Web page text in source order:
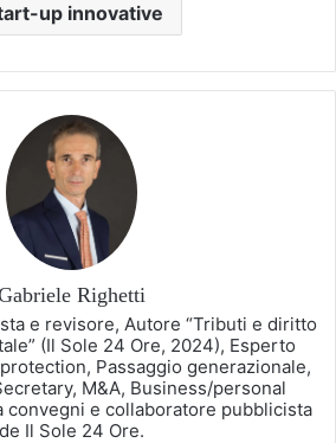
up innovative
Righetti
e revisore, Autore “Tributi e diritto
(Il Sole 24 Ore, 2024), Esperto
Passaggio generazionale,
M&A, Business/personal
convegni e collaboratore pubblicista
de Il Sole 24 Ore.